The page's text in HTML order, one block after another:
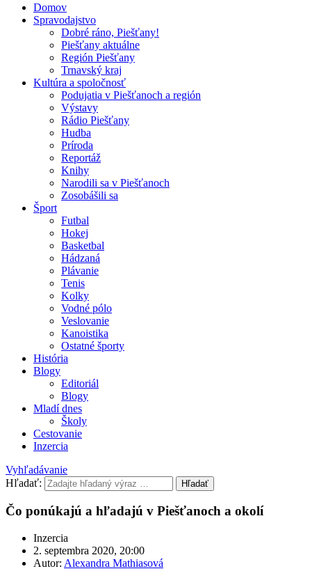
Domov
Spravodajstvo
Dobré ráno, Piešťany!
Piešťany aktuálne
Región Piešťany
Trnavský kraj
Kultúra a spoločnosť
Podujatia v Piešťanoch a región
Výstavy
Rádio Piešťany
Hudba
Príroda
Reportáž
Knihy
Narodili sa v Piešťanoch
Zosobášili sa
Šport
Futbal
Hokej
Basketbal
Hádzaná
Plávanie
Tenis
Kolky
Vodné pólo
Veslovanie
Kanoistika
Ostatné športy
História
Blogy
Editoriál
Blogy
Mladí dnes
Školy
Cestovanie
Inzercia
Vyhľadávanie
Hľadať:
Hľadať
Čo ponúkajú a hľadajú v Piešťanoch a okolí
Inzercia
2. septembra 2020, 20:00
Autor: Alexandra Mathiasová